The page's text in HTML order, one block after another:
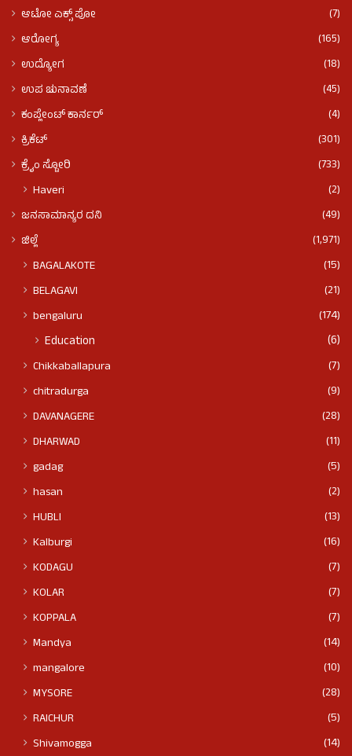
ಆಟೋ ಎಕ್ಸ್ ಪೋ
(7)
ಆರೋಗ್ಯ
(165)
ಉದ್ಯೋಗ
(18)
ಉಪ ಚುನಾವಣೆ
(45)
ಕಂಪ್ಲೇಂಟ್ ಕಾರ್ನರ್
(4)
ಕ್ರಿಕೆಟ್
(301)
ಕ್ರೈಂ ಸ್ಟೋರಿ
(733)
Haveri (2)
ಜನಸಾಮಾನ್ಯರ ದನಿ
(49)
ಜಿಲ್ಲೆ
(1,971)
BAGALAKOTE
(15)
BELAGAVI
(21)
bengaluru
(174)
Education (6)
Chikkaballapura
(7)
chitradurga
(9)
DAVANAGERE
(28)
DHARWAD
(11)
gadag
(5)
hasan
(2)
HUBLI
(13)
Kalburgi
(16)
KODAGU
(7)
KOLAR
(7)
KOPPALA
(7)
Mandya
(14)
mangalore
(10)
MYSORE
(28)
RAICHUR
(5)
Shivamogga
(14)